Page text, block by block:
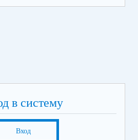
в систему
Вход